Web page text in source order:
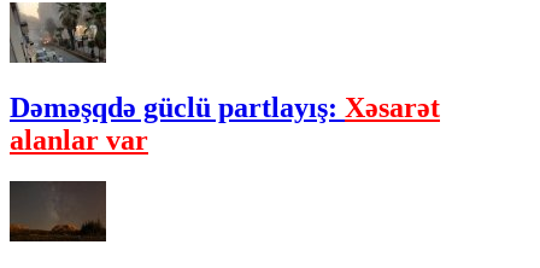
Dəməşqdə güclü partlayış: Xəsarət
alanlar var